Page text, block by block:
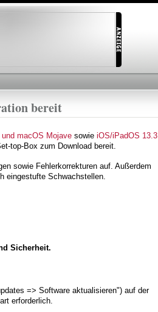
bereit
macOS Mojave sowie iOS/iPadOS 13.3
top-Box zum Download bereit.
sowie Fehlerkorrekturen auf. Außerdem
eingestufte Schwachstellen.
Sicherheit.
=> Software aktualisieren") auf der
erforderlich.